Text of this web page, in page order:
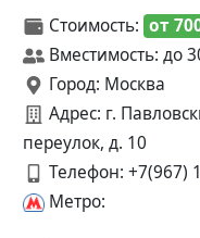
Стоимость: от
Вместимость: до
Город: Москва
Адрес: г.
переулок, д. 10
Телефон: +7(967)
Метро: